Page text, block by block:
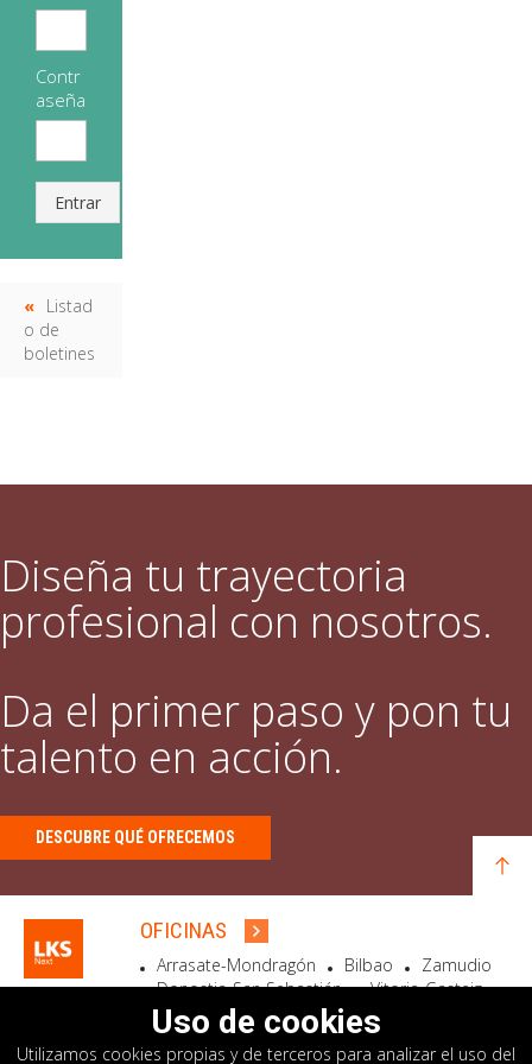
Contr
aseña
Entrar
Listad
o de
boletines
Diseña tu trayectoria
profesional con nosotros.
Da el primer paso y pon tu
talento en acción.
DESCUBRE QUÉ OFRECEMOS
OFICINAS
Arrasate-Mondragón Bilbao
Zamudio
Donostia-San Sebastián
Vitoria-Gasteiz
Madrid
El Astillero Bidart
Uso de cookies
Utilizamos cookies propias y de terceros para analizar el uso del